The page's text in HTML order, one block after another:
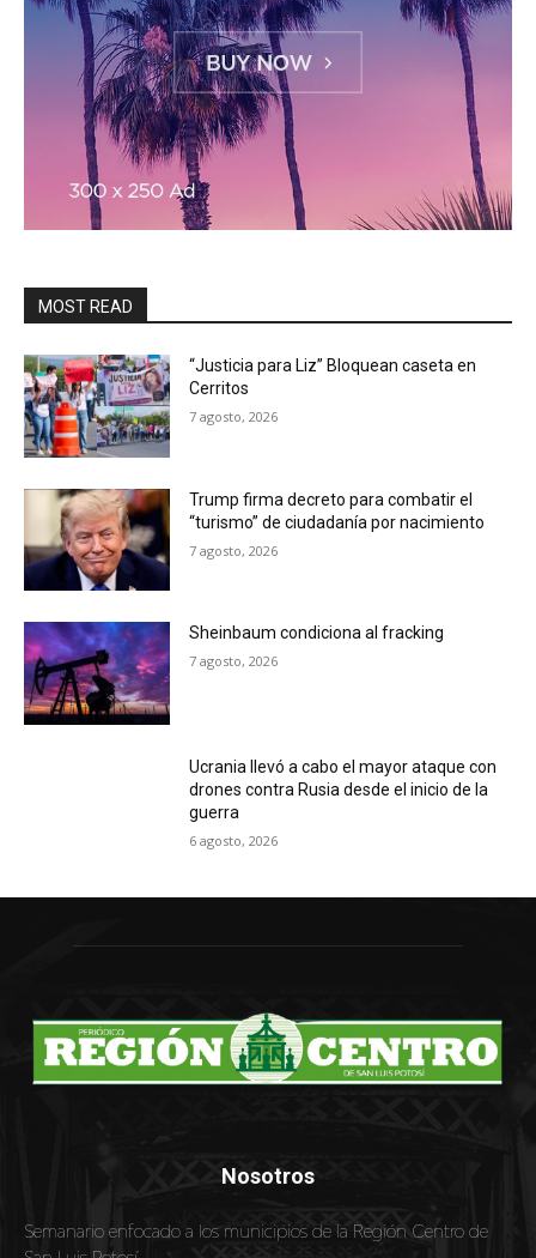
MOST READ
“Justicia para Liz” Bloquean caseta en
Cerritos
7 agosto, 2026
Trump firma decreto para combatir el
“turismo” de ciudadanía por nacimiento
7 agosto, 2026
Sheinbaum condiciona al fracking
7 agosto, 2026
Ucrania llevó a cabo el mayor ataque con
drones contra Rusia desde el inicio de la
guerra
6 agosto, 2026
Nosotros
Semanario enfocado a los municipios de la Región Centro de